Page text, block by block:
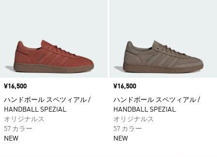
価格
¥16,500
ハンドボール スペツィアル /
HANDBALL SPEZIAL
オリジナルス
57 カラー
NEW
価格
¥16,500
ハンドボール スペツィアル /
HANDBALL SPEZIAL
オリジナルス
57 カラー
NEW